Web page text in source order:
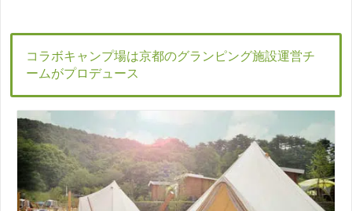
コラボキャンプ場は京都のグランピング施設運営チ
ームがプロデュース